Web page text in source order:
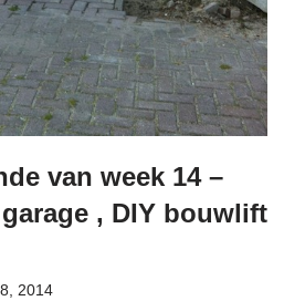
van week 14 –
, DIY bouwlift
2014